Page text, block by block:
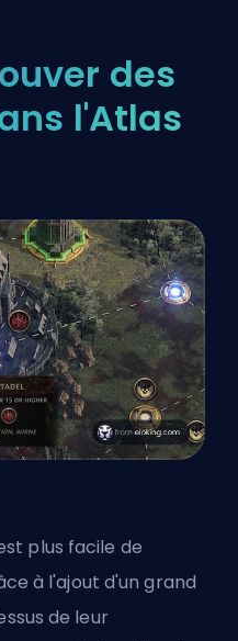
des
l'Atlas
plus facile de
à l'ajout d'un grand
de leur